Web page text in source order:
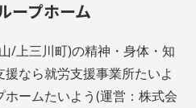
ープホーム
/上三川町)の精神・身体・知
なら就労支援事業所たいよ
ームたいよう(運営：株式会